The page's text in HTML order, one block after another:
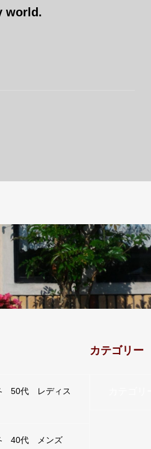
world.
50代 レディス
冬 40代 メンズ
カテゴリー